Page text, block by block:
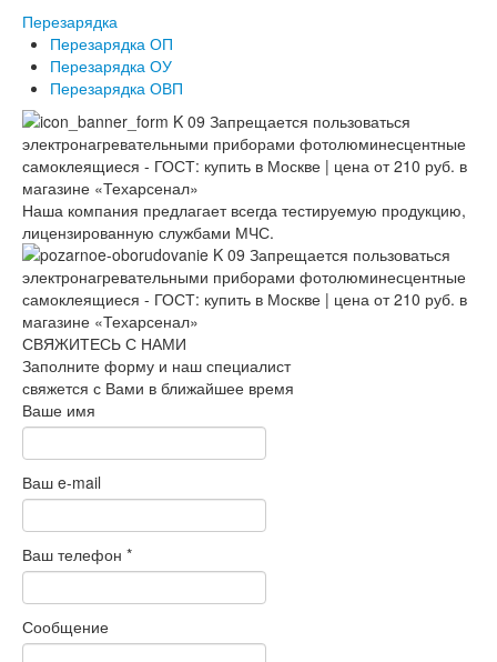
Перезарядка
Перезарядка ОП
Перезарядка ОУ
Перезарядка ОВП
Наша компания предлагает всегда тестируемую продукцию,
лицензированную службами МЧС.
СВЯЖИТЕСЬ С НАМИ
Заполните форму и наш специалист
свяжется с Вами в ближайшее время
Ваше имя
Ваш e-mail
Ваш телефон *
Сообщение